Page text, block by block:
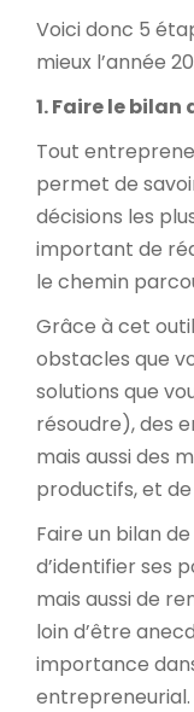
Voici donc 5
mieux l’année
1. Faire le bilan
Tout
permet de
décisions les
important de
le chemin
Grâce à cet
obstacles que
solutions que
résoudre), des
mais aussi des
productifs, et
Faire un bilan
d’identifier ses
mais aussi de
loin d’être
importance
entrepreneurial.